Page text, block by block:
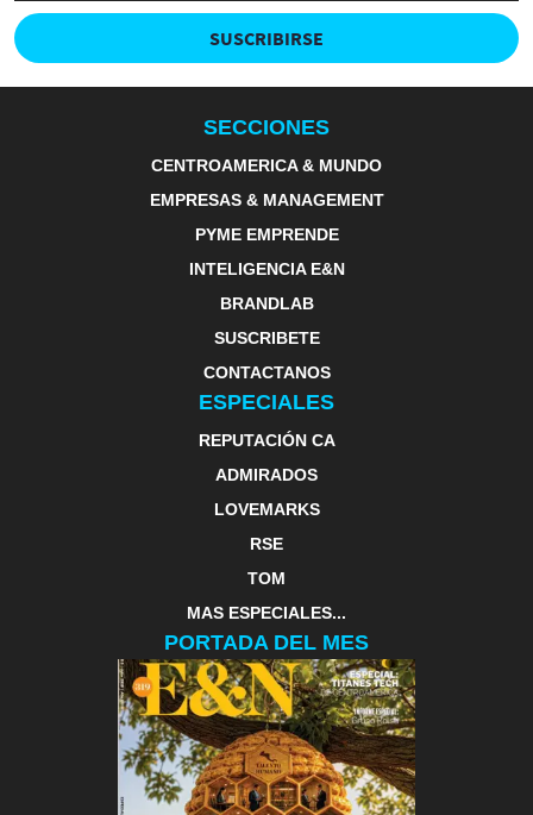
SUSCRIBIRSE
SECCIONES
CENTROAMERICA & MUNDO
EMPRESAS & MANAGEMENT
PYME EMPRENDE
INTELIGENCIA E&N
BRANDLAB
SUSCRIBETE
CONTACTANOS
ESPECIALES
REPUTACIÓN CA
ADMIRADOS
LOVEMARKS
RSE
TOM
MAS ESPECIALES...
PORTADA DEL MES